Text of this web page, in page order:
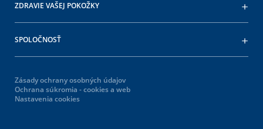
ZDRAVIE VAŠEJ POKOŽKY
SPOLOČNOSŤ
Zásady ochrany osobných údajov
Ochrana súkromia - cookies a web
Nastavenia cookies